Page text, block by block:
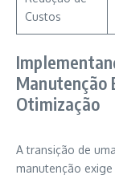
Custos
Manutenção
Otimização
A transição de
manutenção